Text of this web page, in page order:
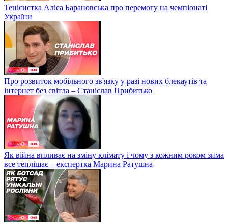
Тенісистка Аліса Барановська про перемогу на чемпіонаті
України
Про розвиток мобільного зв'язку у разі нових блекаутів та
інтернет без світла – Станіслав Прибитько
Як війна впливає на зміну клімату і чому з кожним роком зима
все теплішає – експертка Марина Ратушна